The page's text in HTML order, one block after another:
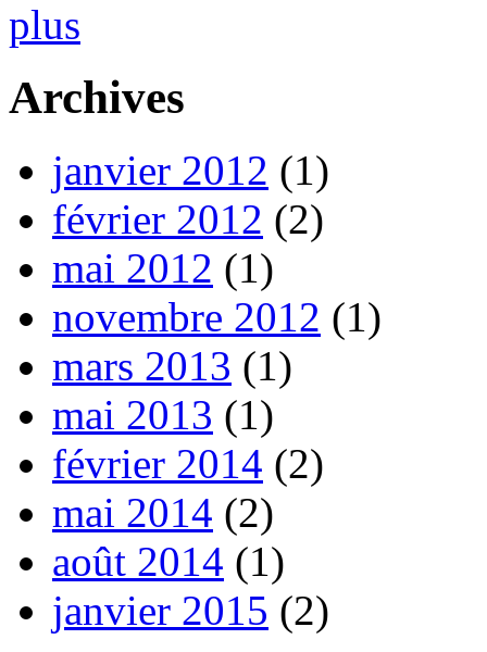
plus
Archives
janvier 2012 (1)
février 2012 (2)
mai 2012 (1)
novembre 2012 (1)
mars 2013 (1)
mai 2013 (1)
février 2014 (2)
mai 2014 (2)
août 2014 (1)
janvier 2015 (2)